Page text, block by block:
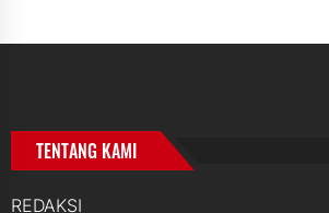
TENTANG KAMI
REDAKSI